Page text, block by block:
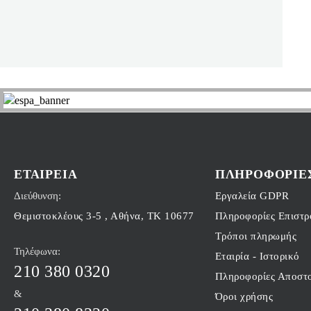
Tasty & Unique
Voelkel
Weleda
Wishbone
ΕΤΑΙΡΕΊΑ
Διεύθυνση:
Θεμιστοκλέους 3-5 , Αθήνα, ΤΚ 10677
Τηλέφωνα:
210 380 0320
&
Εργαλεία GDPR
Πληροφορίες
Τρόποι πληρωμής
Εταιρία - Ιστορικό
Πληροφορίες
Όροι χρήσης